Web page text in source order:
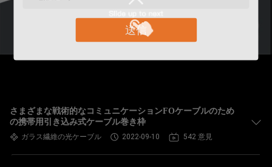
送信
さまざまな戦術的なコミュニケーションFOケーブルのため
の携帯用引き込み式ケーブル巻き枠
ガラス繊維の光ケーブル 2022-09-10 542 意見